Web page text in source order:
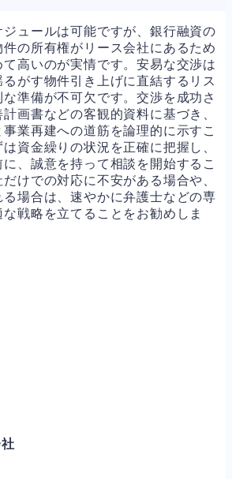
ジュールは可能ですが、銀行融資の
の所有権がリース会社にあるため
高いのが実情です。安易な交渉は
がす物件引き上げに直結するリス
準備が不可欠です。交渉を成功さ
画書などの客観的資料に基づき、
業再建への道筋を論理的に示すこ
資金繰りの状況を正確に把握し、
、誠意を持って相談を開始するこ
けでの対応に不安がある場合や、
場合は、速やかに弁護士などの専
戦略を立てることをお勧めしま